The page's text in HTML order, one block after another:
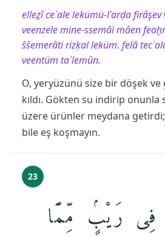
elleẕî ce`ale lekümü-l'arḍa firâşev
veenzele mine-ssemâi mâen
ŝŝemerâti rizḳal leküm. felâ
veentüm ta`lemûn.
O, yeryüzünü size bir döşek
kıldı. Gökten su indirip onunla
üzere ürünler meydana
bile eş koşmayın.
23
فِى رَيْبٍۢ مِّمَّا